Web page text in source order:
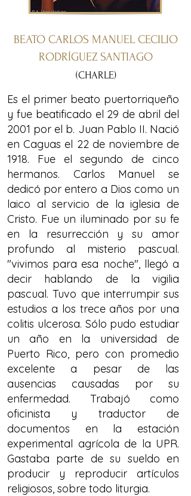
BEATO CARLOS MANUEL CECILIO
RODRÍGUEZ SANTIAGO
(CHARLE)
Es el primer beato puertorriqueño
y fue beatificado el 29 de abril del
2001 por el b. Juan Pablo II. Nació
en Caguas el 22 de noviembre de
1918. Fue el segundo de cinco
hermanos. Carlos Manuel se
dedicó por entero a Dios como un
laico al servicio de la iglesia de
Cristo. Fue un iluminado por su fe
en la resurrección y su amor
profundo al misterio pascual.
"vivimos para esa noche", llegó a
decir hablando de la vigilia
pascual. Tuvo que interrumpir sus
estudios a los trece años por una
colitis ulcerosa. Sólo pudo estudiar
un año en la universidad de
Puerto Rico, pero con promedio
excelente a pesar de las
ausencias causadas por su
enfermedad. Trabajó como
oficinista y traductor de
documentos en la estación
experimental agrícola de la UPR.
Gastaba parte de su sueldo en
producir y reproducir artículos
religiosos, sobre todo liturgia.